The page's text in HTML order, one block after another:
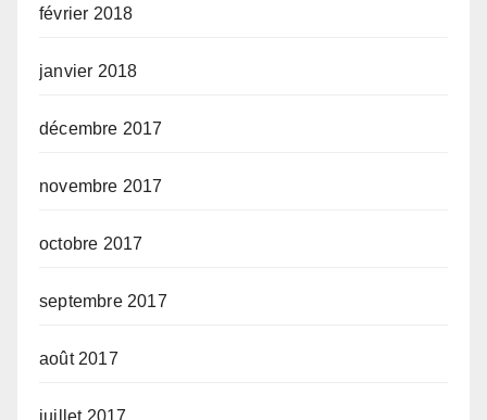
février 2018
janvier 2018
décembre 2017
novembre 2017
octobre 2017
septembre 2017
août 2017